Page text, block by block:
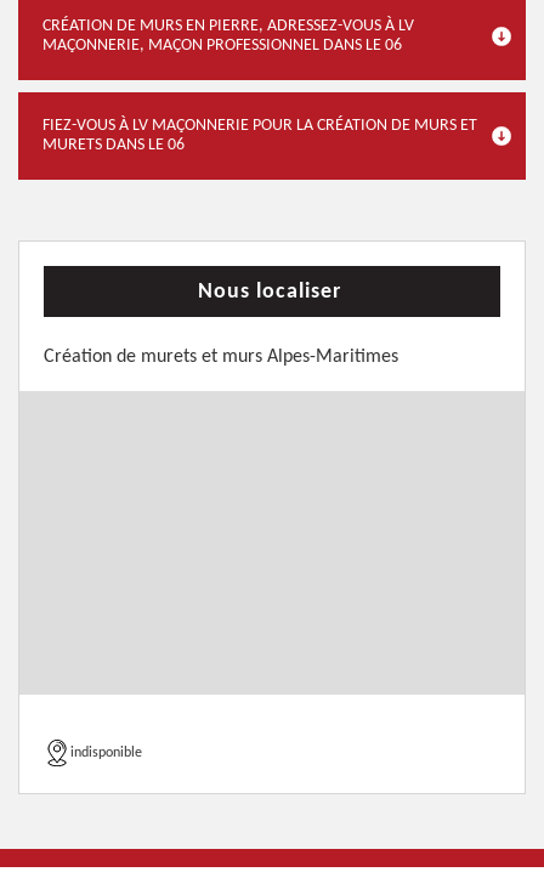
CRÉATION DE MURS EN PIERRE, ADRESSEZ-VOUS À LV
MAÇONNERIE, MAÇON PROFESSIONNEL DANS LE 06
FIEZ-VOUS À LV MAÇONNERIE POUR LA CRÉATION DE MURS ET
MURETS DANS LE 06
Nous localiser
Création de murets et murs Alpes-Maritimes
indisponible